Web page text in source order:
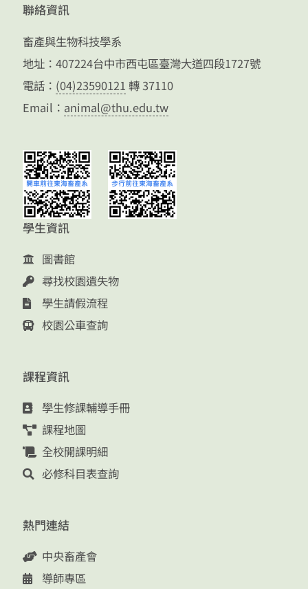
聯絡資訊
畜產與生物科技學系
地址：407224台中市西屯區臺灣大道四段1727號
電話： (04)23590121 轉 37110
Email： animal@thu.edu.tw
學生資訊
圖書館
尋找校園遺失物
學生請假流程
校園公車查詢
課程資訊
學生修課輔導手冊
課程地圖
全校開課明細
必修科目表查詢
熱門連結
中央畜產會
導師專區